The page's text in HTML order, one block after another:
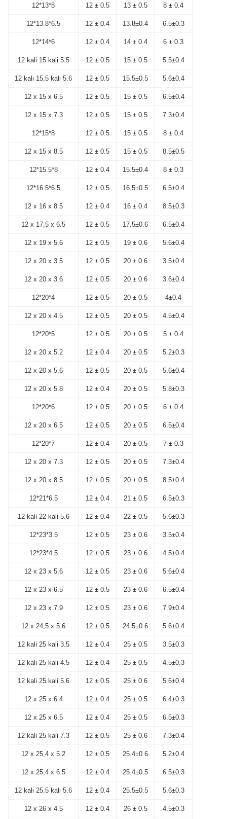
12*13*8 12 ± 0.5 13 ± 0.5 8 ± 0.4
12*13.8*6.5 12 ± 0.4 13.8±0.4 6.5±0.3
12*14*6 12 ± 0.4 14 ± 0.4 6 ± 0.3
12 kali 15 kali 5.5 12 ± 0.5 15 ± 0.5 5.5±0.4
12 kali 15,5 kali 5.6 12 ± 0.5 15.5±0.5 5.6±0.4
12 x 15 x 6.5 12 ± 0.5 15 ± 0.5 6.5±0.4
12 x 15 x 7.3 12 ± 0.5 15 ± 0.5 7.3±0.4
12*15*8 12 ± 0.5 15 ± 0.5 8 ± 0.4
12 x 15 x 8.5 12 ± 0.5 15 ± 0.5 8.5±0.5
12*15.5*8 12 ± 0.4 15.5±0.4 8 ± 0.3
12*16.5*6.5 12 ± 0.5 16.5±0.5 6.5±0.4
12 x 16 x 8.5 12 ± 0.4 16 ± 0.4 8.5±0.3
12 x 17,5 x 6.5 12 ± 0.5 17.5±0.6 6.5±0.4
12 x 19 x 5.6 12 ± 0.5 19 ± 0.6 5.6±0.4
12 x 20 x 3.5 12 ± 0.5 20 ± 0.6 3.5±0.4
12 x 20 x 3.6 12 ± 0.5 20 ± 0.6 3.6±0.4
12*20*4 12 ± 0.5 20 ± 0.5 4±0.4
12 x 20 x 4.5 12 ± 0.5 20 ± 0.5 4.5±0.4
12*20*5 12 ± 0.5 20 ± 0.5 5 ± 0.4
12 x 20 x 5.2 12 ± 0.4 20 ± 0.5 5.2±0.3
12 x 20 x 5.6 12 ± 0.5 20 ± 0.5 5.6±0.4
12 x 20 x 5.8 12 ± 0.4 20 ± 0.5 5.8±0.3
12*20*6 12 ± 0.5 20 ± 0.5 6 ± 0.4
12 x 20 x 6.5 12 ± 0.5 20 ± 0.5 6.5±0.4
12*20*7 12 ± 0.4 20 ± 0.5 7 ± 0.3
12 x 20 x 7.3 12 ± 0.5 20 ± 0.5 7.3±0.4
12 x 20 x 8.5 12 ± 0.5 20 ± 0.5 8.5±0.4
12*21*6.5 12 ± 0.4 21 ± 0.5 6.5±0.3
12 kali 22 kali 5.6 12 ± 0.4 22 ± 0.5 5.6±0.3
12*23*3.5 12 ± 0.5 23 ± 0.6 3.5±0.4
12*23*4.5 12 ± 0.5 23 ± 0.6 4.5±0.4
12 x 23 x 5.6 12 ± 0.5 23 ± 0.6 5.6±0.4
12 x 23 x 6.5 12 ± 0.5 23 ± 0.6 6.5±0.4
12 x 23 x 7.9 12 ± 0.5 23 ± 0.6 7.9±0.4
12 x 24,5 x 5.6 12 ± 0.5 24.5±0.6 5.6±0.4
12 kali 25 kali 3.5 12 ± 0.4 25 ± 0.5 3.5±0.3
12 kali 25 kali 4.5 12 ± 0.4 25 ± 0.5 4.5±0.3
12 kali 25 kali 5.6 12 ± 0.5 25 ± 0.6 5.6±0.4
12 x 25 x 6.4 12 ± 0.4 25 ± 0.5 6.4±0.3
12 x 25 x 6.5 12 ± 0.4 25 ± 0.5 6.5±0.3
12 kali 25 kali 7.3 12 ± 0.5 25 ± 0.6 7.3±0.4
12 x 25,4 x 5.2 12 ± 0.5 25.4±0.6 5.2±0.4
12 x 25,4 x 6.5 12 ± 0.4 25.4±0.5 6.5±0.3
12 kali 25.5 kali 5.6 12 ± 0.4 25.5±0.5 5.6±0.3
12 x 26 x 4.5 12 ± 0.4 26 ± 0.5 4.5±0.3